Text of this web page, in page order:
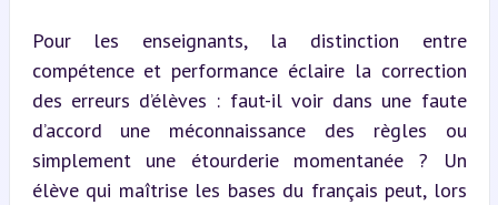
Pour les enseignants, la distinction entre
compétence et performance éclaire la correction
des erreurs d’élèves : faut-il voir dans une faute
d’accord une méconnaissance des règles ou
simplement une étourderie momentanée ? Un
élève qui maîtrise les bases du français peut, lors